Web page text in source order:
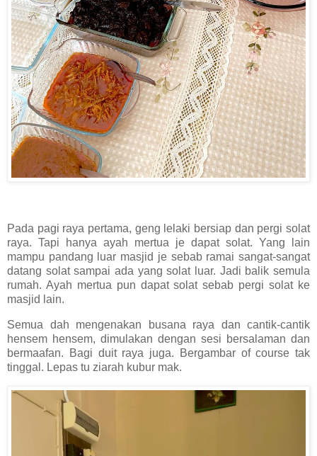
Pada pagi raya pertama, geng lelaki bersiap dan pergi solat
raya. Tapi hanya ayah mertua je dapat solat. Yang lain
mampu pandang luar masjid je sebab ramai sangat-sangat
datang solat sampai ada yang solat luar. Jadi balik semula
rumah. Ayah mertua pun dapat solat sebab pergi solat ke
masjid lain.
Semua dah mengenakan busana raya dan cantik-cantik
hensem hensem, dimulakan dengan sesi bersalaman dan
bermaafan. Bagi duit raya juga. Bergambar of course tak
tinggal. Lepas tu ziarah kubur mak.